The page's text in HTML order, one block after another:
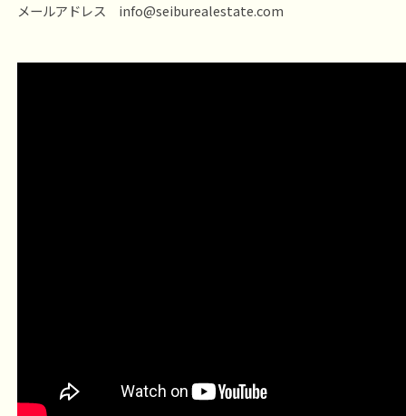
メールアドレス info@seiburealestate.com